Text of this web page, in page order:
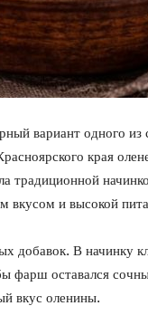
вариант одного
края
традиционной
вкусом и высокой
добавок. В начинку
фарш оставался
вкус оленины.